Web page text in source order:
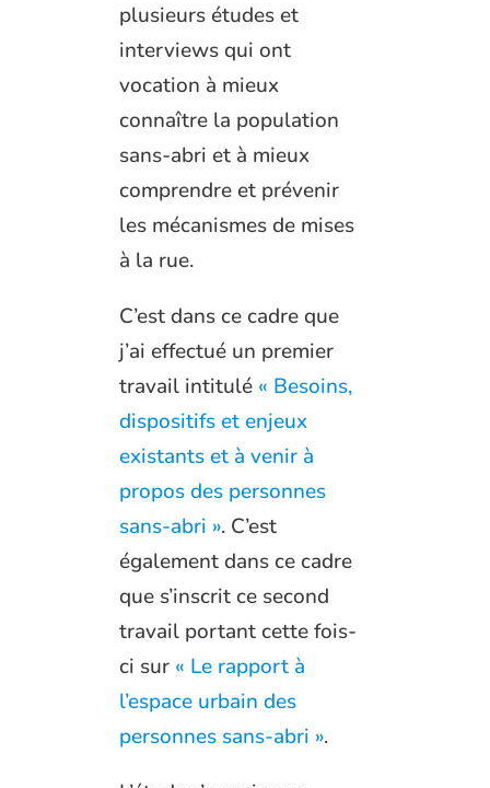
plusieurs études et
interviews qui ont
vocation à mieux
connaître la population
sans-abri et à mieux
comprendre et prévenir
les mécanismes de mises
à la rue.
C’est dans ce cadre que
j’ai effectué un premier
travail intitulé « Besoins,
dispositifs et enjeux
existants et à venir à
propos des personnes
sans-abri ». C’est
également dans ce cadre
que s’inscrit ce second
travail portant cette fois-
ci sur « Le rapport à
l’espace urbain des
personnes sans-abri ».